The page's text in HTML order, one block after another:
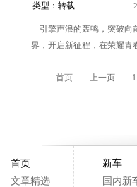
类型：转载
引擎声浪的轰鸣，突破向
界，开启新征程，在荣耀青
首页 上一页 1
首页
文章精选
新车
国内新